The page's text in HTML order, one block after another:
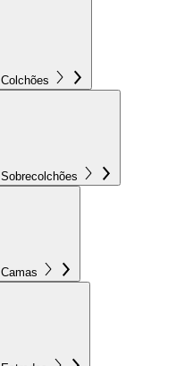
Colchões
Sobrecolchões
Camas